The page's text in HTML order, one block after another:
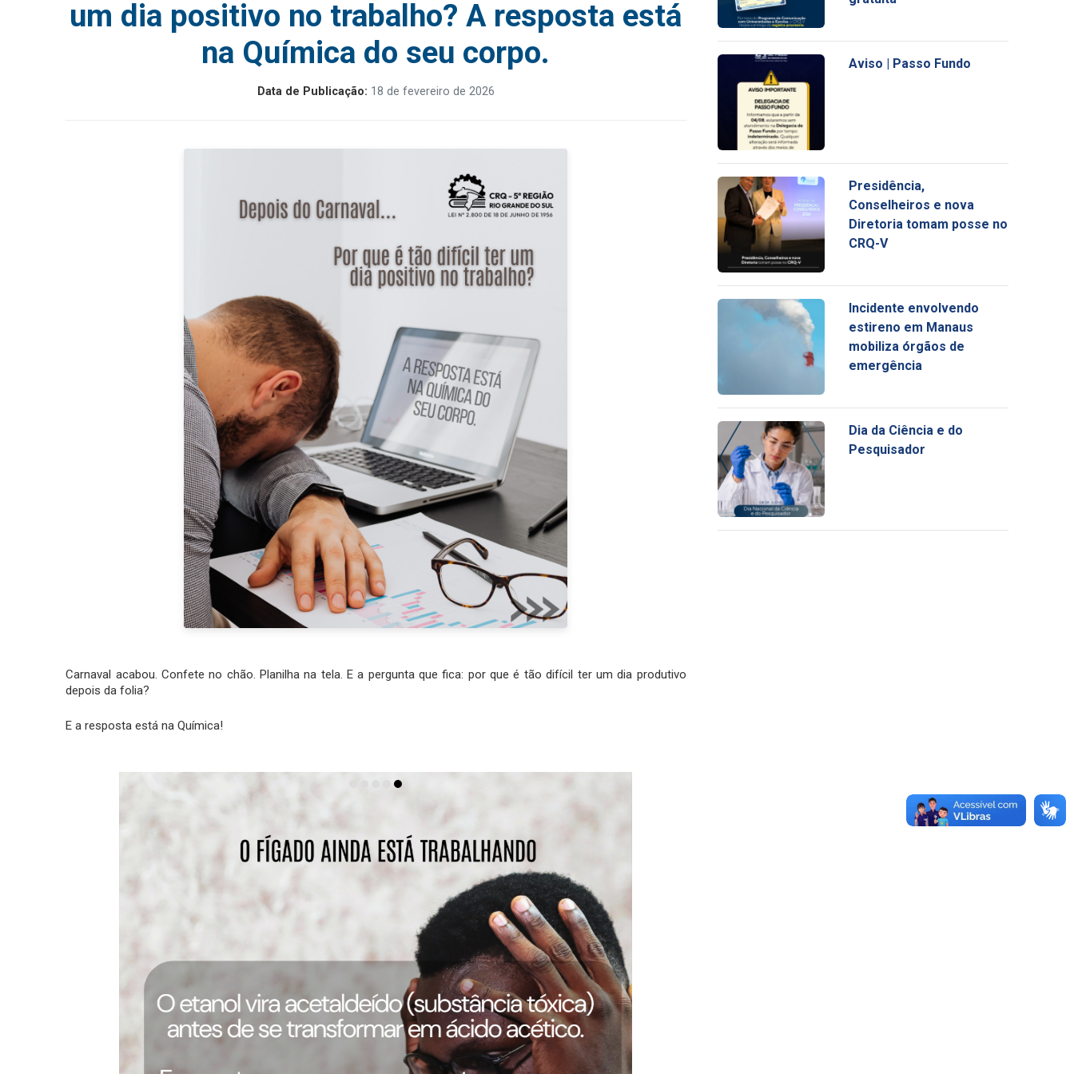
um dia positivo no trabalho? A resposta está
na Química do seu corpo.
Data de Publicação: 18 de fevereiro de 2026
Carnaval acabou. Confete no chão. Planilha na tela. E a pergunta que fica: por que é tão difícil ter um dia produtivo
depois da folia?
E a resposta está na Química!
Aviso | Passo Fundo
Presidência,
Conselheiros e nova
Diretoria tomam posse no
CRQ-V
Incidente envolvendo
estireno em Manaus
mobiliza órgãos de
emergência
Dia da Ciência e do
Pesquisador